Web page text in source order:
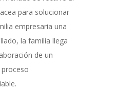
para solucionar
empresaria una
la familia llega
de un